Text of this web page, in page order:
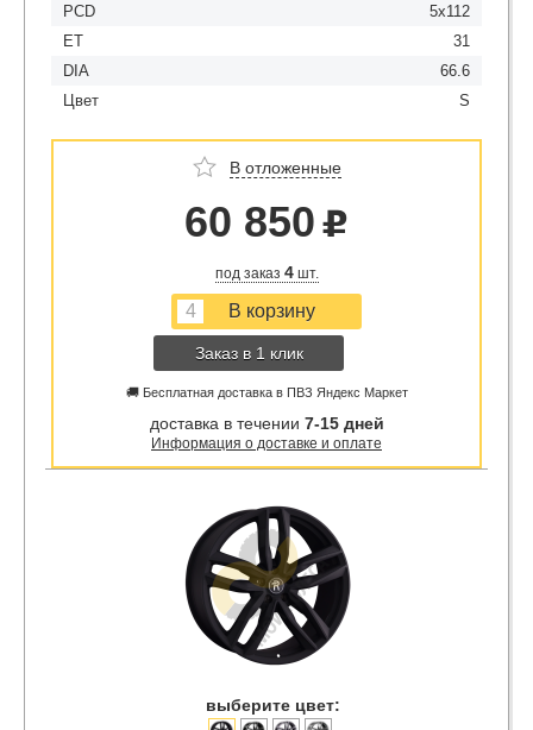
PCD
5x112
ET
31
DIA
66.6
Цвет
S
В отложенные
60 850 u
под заказ 4шт.
Заказ в 1 клик
🚚 Бесплатная доставка в ПВЗ Яндекс Маркет
доставка в течении 7-15 дней
Информация о доставке и оплате
выберите цвет: